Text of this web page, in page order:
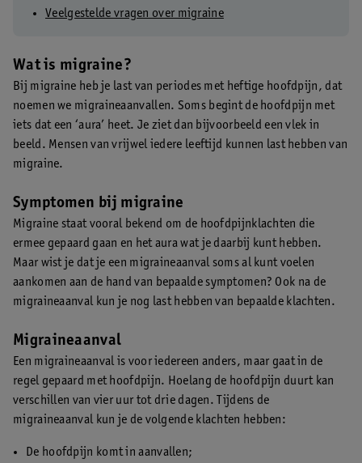
Veelgestelde vragen over migraine
Wat is migraine?
Bij migraine heb je last van periodes met heftige hoofdpijn, dat
noemen we migraineaanvallen. Soms begint de hoofdpijn met
iets dat een ‘aura’ heet. Je ziet dan bijvoorbeeld een vlek in
beeld. Mensen van vrijwel iedere leeftijd kunnen last hebben van
migraine.
Symptomen bij migraine
Migraine staat vooral bekend om de hoofdpijnklachten die
ermee gepaard gaan en het aura wat je daarbij kunt hebben.
Maar wist je dat je een migraineaanval soms al kunt voelen
aankomen aan de hand van bepaalde symptomen? Ook na de
migraineaanval kun je nog last hebben van bepaalde klachten.
Migraineaanval
Een migraineaanval is voor iedereen anders, maar gaat in de
regel gepaard met hoofdpijn. Hoelang de hoofdpijn duurt kan
verschillen van vier uur tot drie dagen. Tijdens de
migraineaanval kun je de volgende klachten hebben:
De hoofdpijn komt in aanvallen;